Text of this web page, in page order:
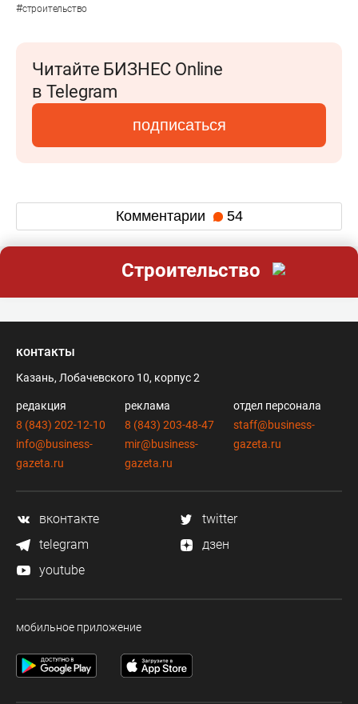
#строительство
Читайте БИЗНЕС Online
в Telegram
подписаться
Комментарии 54
Строительство
контакты
Казань, Лобачевского 10, корпус 2
редакция
8 (843) 202-12-10
info@business-
gazeta.ru
реклама
8 (843) 203-48-47
mir@business-
gazeta.ru
отдел персонала
staff@business-
gazeta.ru
вконтакте
twitter
telegram
дзен
youtube
мобильное приложение